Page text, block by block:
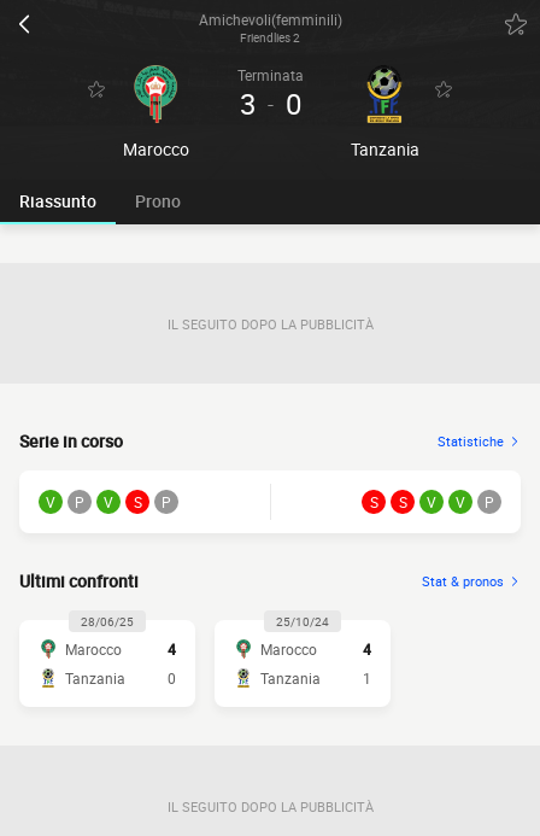
Amichevoli(femminili)
Friendlies 2
Marocco
Terminata
3 - 0
Tanzania
Riassunto Prono
IL SEGUITO DOPO LA PUBBLICITÀ
Serie in corso Statistiche
V P V S P S S V V P
Ultimi confronti Stat & pronos
28/06/25
Marocco
4
Tanzania
0
25/10/24
Marocco
4
Tanzania
1
IL SEGUITO DOPO LA PUBBLICITÀ